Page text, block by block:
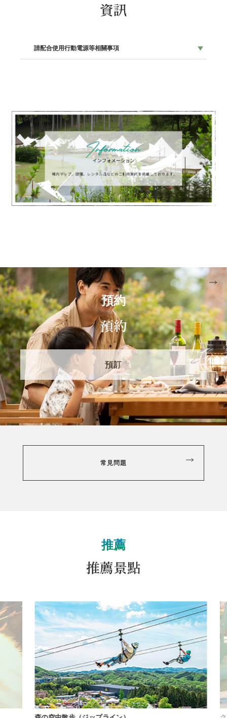
資訊
請配合使用行動電源等相關事項
為了讓所有顧客都能安心且安全地度過，請配合以下注意事
項，使用行動電源等產品時務必留意。
■請避免在高溫場所或易燃物附近使用或存放產品。
＜例＞直射陽光照射的地方、床鋪或床單附近、包包或布料中
等容易積熱的地方
■請避免使用以下狀態的產品。
■若在客房清掃等您不在時確認到產品正在充電，露營工作人
員可能會移動產品或停止充電，敬請事先諒解。
因行動電源誤用或故障所引發的事故，可能由顧客自行負責。
敬請理解並配合。
預約
預約
預訂
常見問題
推薦
推薦景點